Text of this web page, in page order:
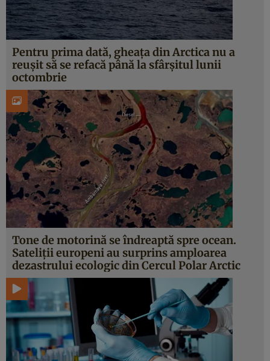
Pentru prima dată, gheața din Arctica nu a
reușit să se refacă până la sfârșitul lunii
octombrie
Tone de motorină se îndreaptă spre ocean.
Sateliții europeni au surprins amploarea
dezastrului ecologic din Cercul Polar Arctic